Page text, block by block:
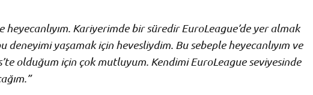
heyecanlıyım. Kariyerimde bir süredir EuroLeague’de yer almak
deneyimi yaşamak için hevesliydim. Bu sebeple heyecanlıyım ve
olduğum için çok mutluyum. Kendimi EuroLeague seviyesinde